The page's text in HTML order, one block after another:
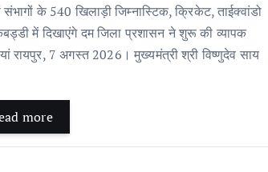
संभागों के 540 खिलाड़ी जिम्नास्टिक, क्रिकेट, ताईक्वांडो
में दिखाएंगे दम जिला प्रशासन ने शुरू की व्यापक
रायपुर, 7 अगस्त 2026। मुख्यमंत्री श्री विष्णुदेव साय
more